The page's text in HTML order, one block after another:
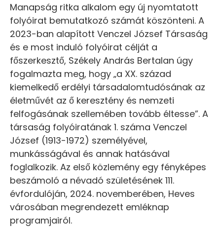
Manapság ritka alkalom egy új nyomtatott
folyóirat bemutatkozó számát köszönteni. A
2023-ban alapított Venczel József Társaság
és e most induló folyóirat célját a
főszerkesztő, Székely András Bertalan úgy
fogalmazta meg, hogy „a XX. század
kiemelkedő erdélyi társadalomtudósának az
életművét az ő keresztény és nemzeti
felfogásának szellemében tovább éltesse”. A
társaság folyóiratának 1. száma Venczel
József (1913-1972) személyével,
munkásságával és annak hatásával
foglalkozik. Az első közlemény egy fényképes
beszámoló a névadó születésének 111.
évfordulóján, 2024. novemberében, Heves
városában megrendezett emléknap
programjairól.